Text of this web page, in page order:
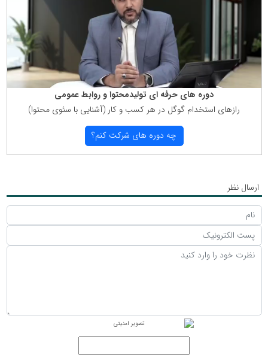
دوره های حرفه ای تولیدمحتوا و روابط عمومی
رازهای استخدام گوگل در هر كسب و كار (آشنایی با سئوی محتوا)
چه دوره های شركت كنم؟
ارسال نظر